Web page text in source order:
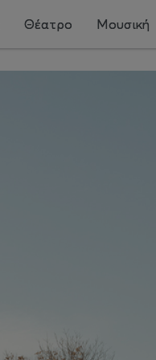
Θέατρο Μουσική